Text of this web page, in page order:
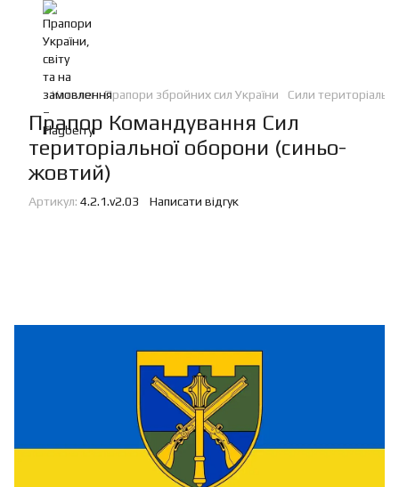
Каталог Прапори збройних сил України Сили
Прапор Командування Сил
територіальної оборони (синьо-
жовтий)
Артикул: 4.2.1.v2.03 Написати відгук